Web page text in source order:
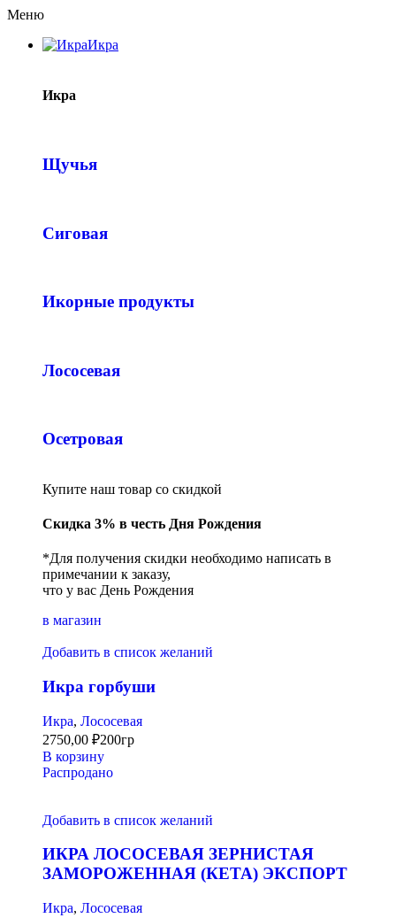
Меню
Икра
Икра
Щучья
Сиговая
Икорные продукты
Лососевая
Осетровая
Купите наш товар со скидкой
Скидка 3% в честь Дня Рождения
*Для получения скидки необходимо написать в
примечании к заказу,
что у вас День Рождения
в магазин
Добавить в список желаний
Икра горбуши
Икра, Лососевая
2750,00 ₽200гр
В корзину
Распродано
Добавить в список желаний
ИКРА ЛОСОСЕВАЯ ЗЕРНИСТАЯ
ЗАМОРОЖЕННАЯ (КЕТА) ЭКСПОРТ
Икра, Лососевая